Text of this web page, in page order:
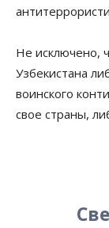
Не исключено,
Узбекистана
воинского
свое страны,